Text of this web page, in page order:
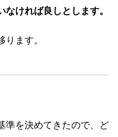
ければ良しとします。
ます。
準を決めてきたので、ど